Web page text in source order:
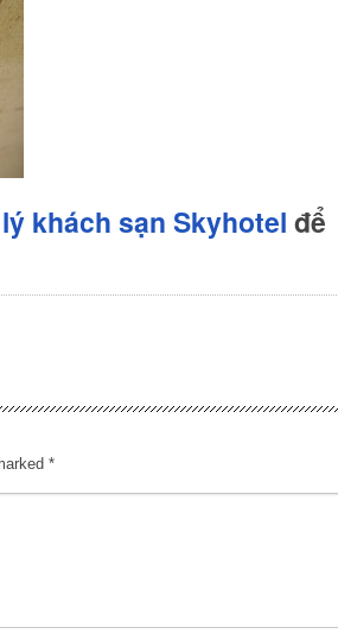
khách sạn Skyhotel để
*